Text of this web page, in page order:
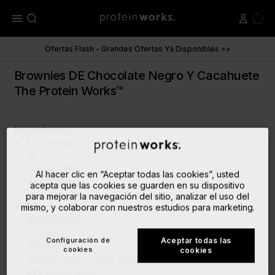
menu
Ofertas Flash - Grandes Ofertas Ya Disponibles >>
Brownies DE Chocolate Negro Y Cacahuete
The Protein Works™
Ingredientes:
mantequilla
de cacahuete
delicatessen
60g de
PROTEIN
Al hacer clic en “Aceptar todas las cookies”, usted
acepta que las cookies se guarden en su dispositivo
para mejorar la navegación del sitio, analizar el uso del
mismo, y colaborar con nuestros estudios para marketing.
Aceptar todas las
cookies
Configuración de
cookies